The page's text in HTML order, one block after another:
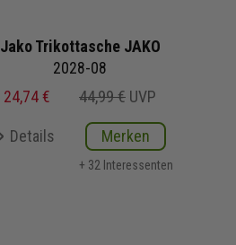
Jako Trikottasche JAKO
2028-08
24,74 €
44,99 € UVP
Details Merken
+ 32 Interessenten